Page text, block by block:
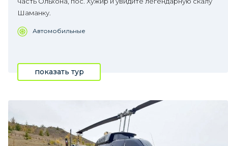
Шаманку.
Автомобильные
показать тур